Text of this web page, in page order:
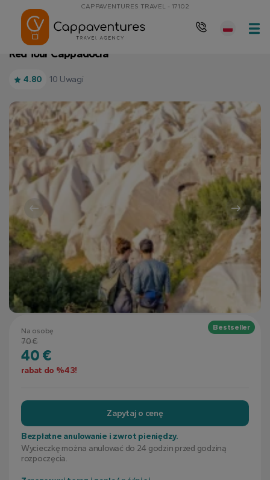
CAPPAVENTURES TRAVEL - 17102
Strona główna
Red Tour Cappadocia
4.80 10 Uwagi
Na osobę
70 €
40 €
rabat do %43!
Bestseller
Zapytaj o cenę
Bezpłatne anulowanie i zwrot pieniędzy.
Wycieczkę można anulować do 24 godzin przed godziną
rozpoczęcia.